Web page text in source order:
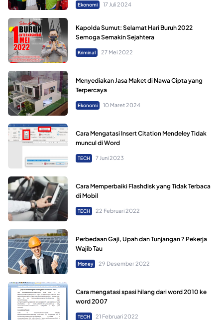
Ekonomi 17 Juli 2024
Kapolda Sumut: Selamat Hari Buruh 2022
Semoga Semakin Sejahtera
Kriminal 27 Mei 2022
Menyediakan Jasa Maket di Nawa Cipta yang
Terpercaya
Ekonomi 10 Maret 2024
Cara Mengatasi Insert Citation Mendeley Tidak
muncul di Word
TECH 7 Juni 2023
Cara Memperbaiki Flashdisk yang Tidak Terbaca
di Mobil
TECH 22 Februari 2022
Perbedaan Gaji, Upah dan Tunjangan ? Pekerja
Wajib Tau
Money 29 Desember 2022
Cara mengatasi spasi hilang dari word 2010 ke
word 2007
TECH 21 Februari 2022